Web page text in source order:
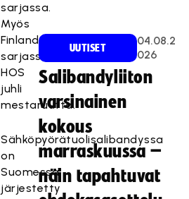
sarjassa.
Myös
Finlandia-
sarjassa
HOS
juhli
mestaruutta.
Sähköpyörätuolisalibandyssa
on
Suomessa
järjestetty
UUTISET
04.08.2
026
Salibandyliiton
varsinainen
kokous
marraskuussa –
näin tapahtuvat